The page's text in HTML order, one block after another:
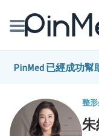
線上預約醫師、院所
醫師專欄專訪
健康主題館
PinMed 已經成功幫
整